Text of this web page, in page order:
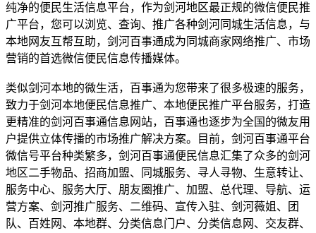
纯净的便民生活信息平台，作为剑河地区最正规的微信便民推
广平台，您可以浏览、查询、推广各种剑河同城生活信息，与
本地网友互帮互助，剑河百事通成为同城商家网络推广、市场
营销的首选微信便民信息传播媒体。
类似剑河本地的微生活，百事通为您带来了很多极速的服务，
致力于剑河本地便民信息推广、本地便民推广平台服务，打造
更精准的剑河百事通信息网站，百事通也逐步为全国的微友用
户提供立体传播的市场推广解决方案。目前，剑河百事通平台
微信号平台种类繁多，剑河百事通便民信息汇集了众多的剑河
地区二手物品、招商加盟、同城服务、寻人寻物、生意转让、
服务中心、服务大厅、朋友圈推广、加盟、总代理、导航、运
营方案、剑河推广服务、二维码、宣传入驻、剑河薇姐、团
队、百姓网、本地群、分类信息门户、分类信息网、交友群、